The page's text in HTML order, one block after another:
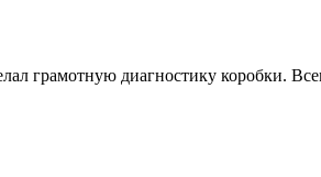
грамотную диагностику коробки.